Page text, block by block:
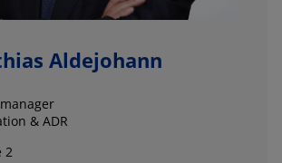
Aldejohann
& ADR
2